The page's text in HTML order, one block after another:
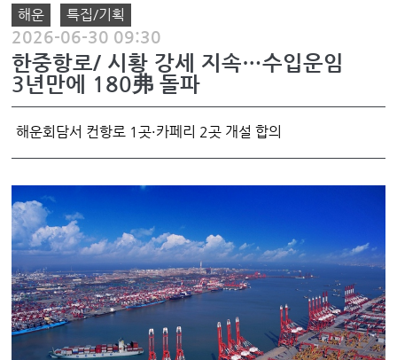
해운 특집/기획
2026-06-30 09:30
한중항로/ 시황 강세 지속…수입운임
3년만에 180弗 돌파
해운회담서 컨항로 1곳·카페리 2곳 개설 합의